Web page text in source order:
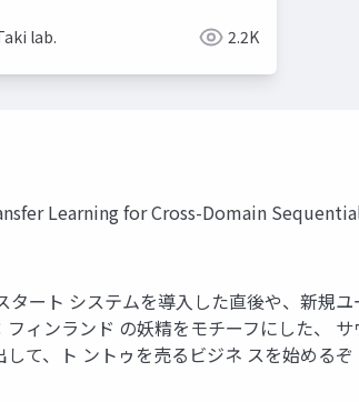
lab. 2.2K
Learning for Cross-Domain
ート システムを導入した直後や、新規
ィンランド の妖精をモチーフにした、
して、ト ントゥを売るビジネ スを始め